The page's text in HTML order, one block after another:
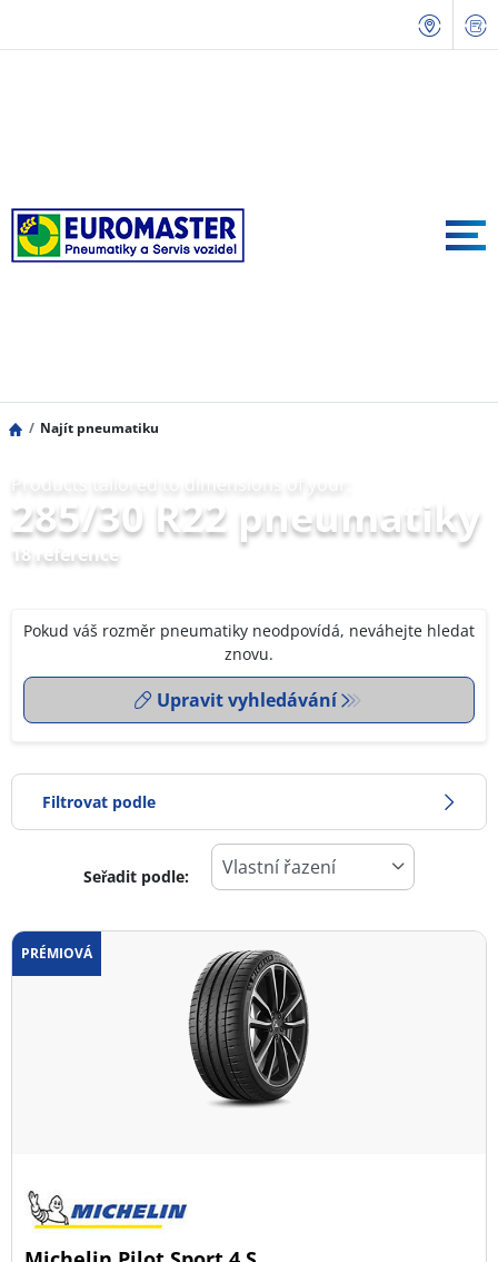
Najít pneumatiku
285/30 R22 pneumatiky
18 reference
Pokud váš rozměr pneumatiky neodpovídá, neváhejte hledat
znovu.
Upravit vyhledávání
Filtrovat podle
Typ pneumatiky
Všechny typy (18)
Typ vozidla
Seřadit podle:
PRÉMIOVÁ